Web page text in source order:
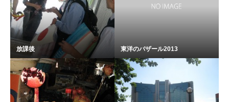
放課後 東洋のバザール2013